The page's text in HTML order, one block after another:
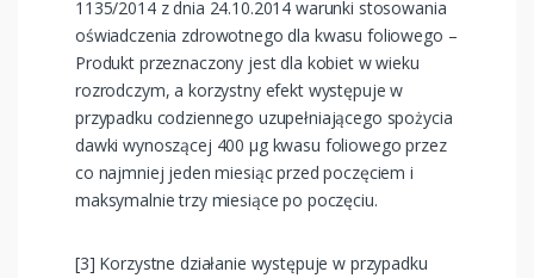
1135/2014 z dnia 24.10.2014 warunki stosowania
oświadczenia zdrowotnego dla kwasu foliowego –
Produkt przeznaczony jest dla kobiet w wieku
rozrodczym, a korzystny efekt występuje w
przypadku codziennego uzupełniającego spożycia
dawki wynoszącej 400 μg kwasu foliowego przez
co najmniej jeden miesiąc przed poczęciem i
maksymalnie trzy miesiące po poczęciu.
[3] Korzystne działanie występuje w przypadku